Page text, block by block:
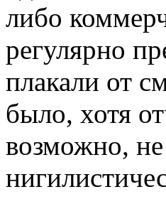
либо
регулярно
плакали от
было, хотя
возможно,